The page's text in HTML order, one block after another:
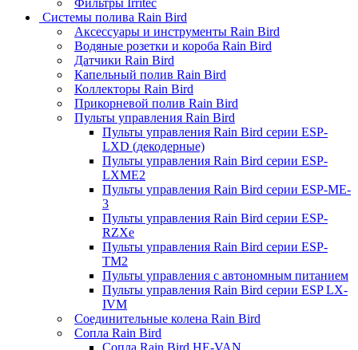
Системы полива Rain Bird
Аксессуары и инструменты Rain Bird
Водяные розетки и короба Rain Bird
Датчики Rain Bird
Капельный полив Rain Bird
Коллекторы Rain Bird
Прикорневой полив Rain Bird
Пульты управления Rain Bird
Пульты управления Rain Bird серии ESP-
LXD (декодерные)
Пульты управления Rain Bird серии ESP-
LXME2
Пульты управления Rain Bird серии ESP-ME-
3
Пульты управления Rain Bird серии ESP-
RZXe
Пульты управления Rain Bird серии ESP-
TM2
Пульты управления с автономным питанием
Пульты управления Rain Bird серии ESP LX-
IVM
Соединительные колена Rain Bird
Сопла Rain Bird
Сопла Rain Bird HE-VAN